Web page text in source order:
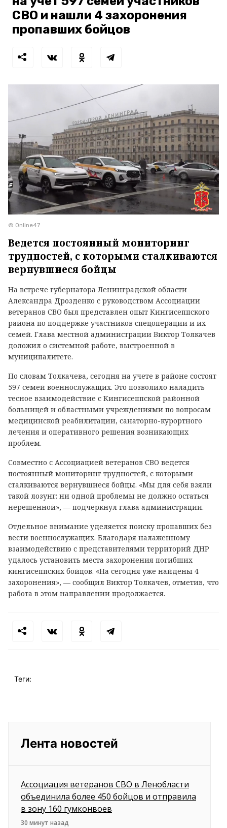
СВО и нашли 4 захоронения
пропавших бойцов
© Online47
Ведется постоянный мониторинг
трудностей, с которыми сталкиваются
вернувшиеся бойцы
На встрече губернатора Ленинградской области
Александра Дрозденко с руководством Ассоциации
ветеранов СВО был представлен опыт Кингисеппского
района по поддержке участников спецоперации и их
семей. Глава местной администрации Виктор Толкачев
доложил о системной работе, выстроенной в
муниципалитете.
По словам Толкачева, сегодня на учете в районе состоят
597 семей военнослужащих. Это позволило наладить
тесное взаимодействие с Кингисеппской районной
больницей и областными учреждениями по вопросам
медицинской реабилитации, санаторно-курортного
лечения и оперативного решения возникающих
проблем.
Совместно с Ассоциацией ветеранов СВО ведется
постоянный мониторинг трудностей, с которыми
сталкиваются вернувшиеся бойцы. «Мы для себя взяли
такой лозунг: ни одной проблемы не должно остаться
нерешенной», — подчеркнул глава администрации.
Отдельное внимание уделяется поиску пропавших без
вести военнослужащих. Благодаря налаженному
взаимодействию с представителями территорий ДНР
удалось установить места захоронения погибших
кингисеппских бойцов. «На сегодня уже найдены 4
захоронения», — сообщил Виктор Толкачев, отметив, что
работа в этом направлении продолжается.
Теги:
Лента новостей
Ассоциация ветеранов СВО в Ленобласти
объединила более 450 бойцов и отправила
в зону 160 гумконвоев
30 минут назад